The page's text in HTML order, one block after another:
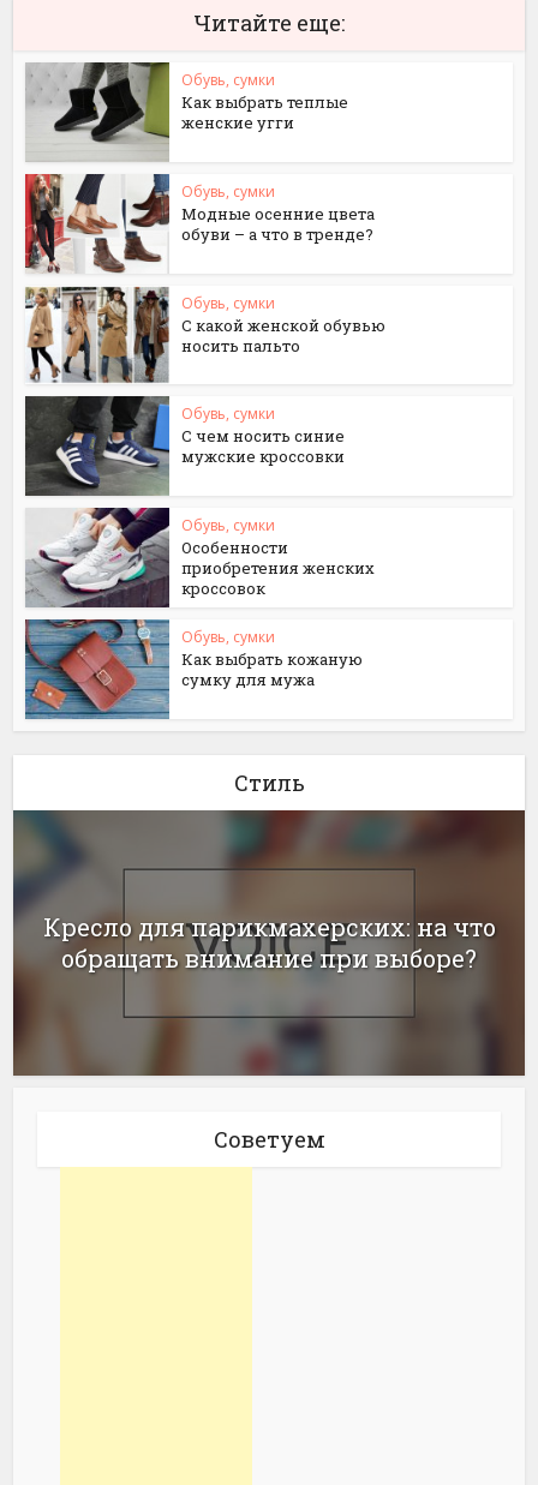
Читайте еще:
Обувь, сумки
Как выбрать теплые
женские угги
Обувь, сумки
Модные осенние цвета
обуви – а что в тренде?
Обувь, сумки
С какой женской обувью
носить пальто
Обувь, сумки
С чем носить синие
мужские кроссовки
Обувь, сумки
Особенности
приобретения женских
кроссовок
Обувь, сумки
Как выбрать кожаную
сумку для мужа
Стиль
Кресло для парикмахерских: на что
обращать внимание при выборе?
Советуем